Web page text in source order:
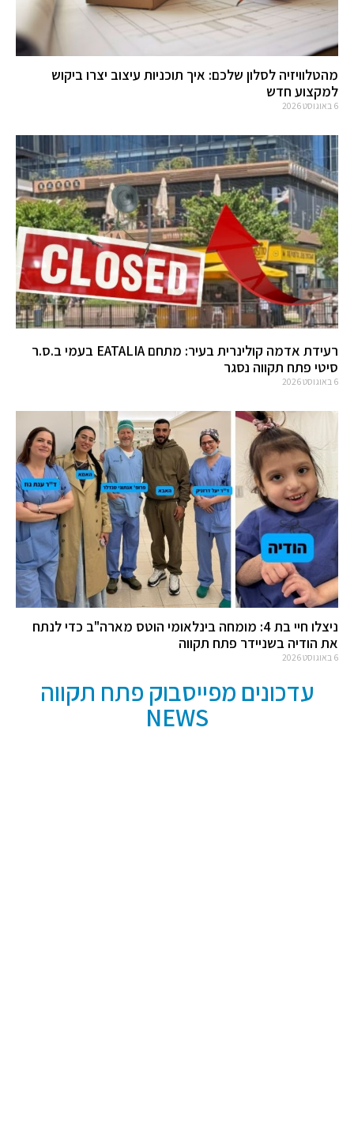
מהטלוויזיה לסלון שלכם: איך תוכניות עיצוב יצרו ביקוש
למקצוע חדש
6 באוגוסט 2026
רעידת אדמה קולינרית בעיר: מתחם EATALIA בעמי ב.ס.ר
סיטי פתח תקווה נסגר
6 באוגוסט 2026
ניצלו חיי בת 4: מומחה בינלאומי הוטס מארה"ב כדי לנתח
את הודיה בשניידר פתח תקווה
6 באוגוסט 2026
עדכונים מפייסבוק פתח תקווה
NEWS